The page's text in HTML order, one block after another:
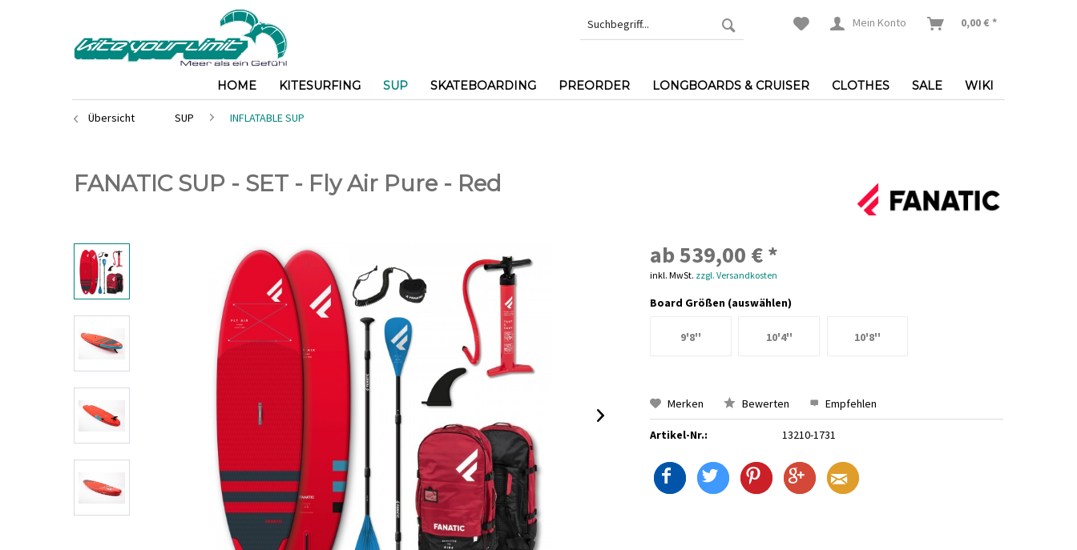
Mein Konto 0,00 € *
HOME KITESURFING SUP SKATEBOARDING PREORDER LONGBOARDS & CRUISER CLOTHES SALE WIKI
Übersicht SUP INFLATABLE SUP
FANATIC SUP - SET - Fly Air Pure - Red
ab 539,00 € *
inkl. MwSt. zzgl. Versandkosten
Board Größen (auswählen)
9'8'' 10'4'' 10'8''
Merken Bewerten Empfehlen
Artikel-Nr.: 13210-1731